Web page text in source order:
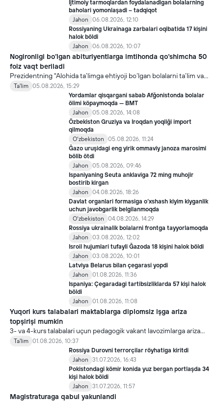
Ijtimoiy tarmoqlardan foydalanadigan bolalarning
baholari yomonlaşadi – tadqiqot
Jahon
06.08.2026, 12:10
Rossiyaning Ukrainaga zarbalari oqibatida 17 kişini
halok böldi
Jahon
06.08.2026, 10:07
Nogironligi bo‘lgan abituriyentlarga imtihonda qo‘shimcha 50
foiz vaqt beriladi
Prezidentning "Alohida ta’limga ehtiyoji bo‘lgan bolalarni ta’lim va
ijtimoiy xizmatlar bilan qamrab olish tizimini takomillashtirish
bo‘yicha qo‘shimcha chora-tadbirlar to‘g‘risida"gi qarori bilan
inklyuziv ta’lim sohasida qator yangi mexanizmlar joriy etilmoqda.
Ta'lim 05.08.2026, 15:29
Yordamlar qisqargani sabab Afğonistonda bolalar
ölimi köpaymoqda — BMT
Jahon
05.08.2026, 14:08
Özbekiston Gruziya va Iroqdan yoqilği import
qilmoqda
Oʻzbekiston
05.08.2026, 11:24
Ğazo uruşidagi eng yirik ommaviy janoza marosimi
bölib ötdi
Jahon
05.08.2026, 09:46
Ispaniyaning Seuta anklaviga 72 ming muhojir
bostirib kirgan
Jahon
04.08.2026, 18:26
Davlat organlari formasiga o‘xshash kiyim kiyganlik
uchun javobgarlik belgilanmoqda
Oʻzbekiston
04.08.2026, 14:29
Rossiya ukrainalik bolalarni frontga tayyorlamoqda
Jahon
03.08.2026, 12:02
Isroil hujumlari tufayli Ğazoda 18 kişini halok böldi
Jahon
03.08.2026, 10:01
Latviya Belarus bilan çegarasi yopdi
Jahon
01.08.2026, 11:36
Ispaniya: Çegaradagi tartibsizliklarda 57 kişi halok
böldi
Jahon
01.08.2026, 11:08
Yuqori kurs talabalari maktablarga diplomsiz işga ariza
topşirişi mumkin
3- va 4-kurs talabalari uçun pedagogik vakant lavozimlarga ariza
topşirish yanada soddalaştirildi.
Ta'lim 01.08.2026, 10:37
Rossiya Durovni terrorçilar röyhatiga kiritdi
Jahon
31.07.2026, 16:43
Pokistondagi kömir konida yuz bergan portlaşda 34
kişi halok böldi
Jahon
31.07.2026, 11:57
Magistraturaga qabul yakunlandi